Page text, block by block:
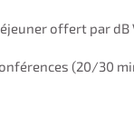
offert par dB
(20/30